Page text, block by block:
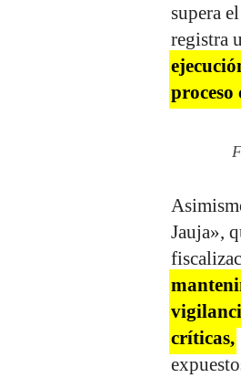
supera
registra
Jauja»,
críticas,